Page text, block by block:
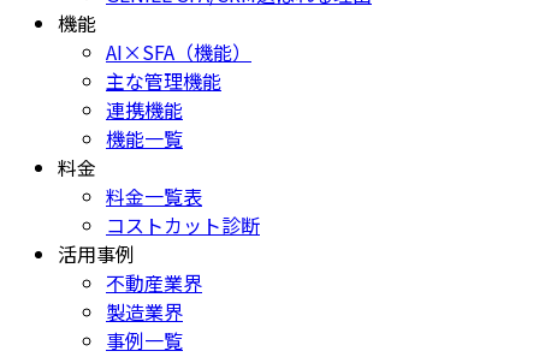
機能
AI×SFA（機能）
主な管理機能
連携機能
機能一覧
料金
料金一覧表
コストカット診断
活用事例
不動産業界
製造業界
事例一覧